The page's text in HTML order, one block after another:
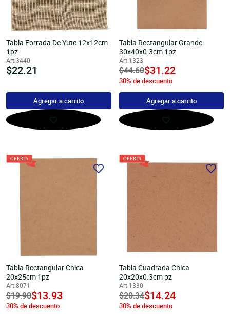
Tabla Forrada De Yute 12x12cm
1pz
Art.3440
Precio
$22.21
Agregar a carrito
Tabla Rectangular Grande
30x40x0.3cm 1pz
Art.1323
Precio
habitual
$44.60undefined
$31.22
30% de descuento
Agregar a carrito
Tabla Rectangular Chica
20x25cm 1pz
Art.8071
Precio
habitual
$19.90undefined
$13.93
30% de descuento
Tabla Cuadrada Chica
20x20x0.3cm pz
Art.1330
Precio
habitual
$20.34undefined
$14.24
30% de descuento